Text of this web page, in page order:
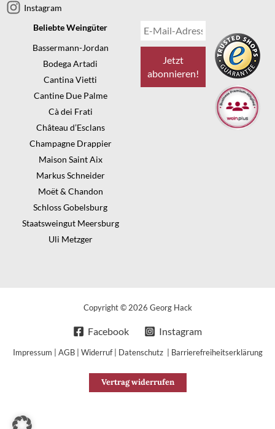
Instagram
Beliebte Weingüter
Bassermann-Jordan
Bodega Artadi
Cantina Vietti
Cantine Due Palme
Cà dei Frati
Château d’Esclans
Champagne Drappier
Maison Saint Aix
Markus Schneider
Moët & Chandon
Schloss Gobelsburg
Staatsweingut Meersburg
Uli Metzger
Copyright © 2026 Georg Hack
Facebook Instagram
Impressum | AGB| Widerruf| Datenschutz | Barrierefreiheitserklärung
Vertrag widerrufen